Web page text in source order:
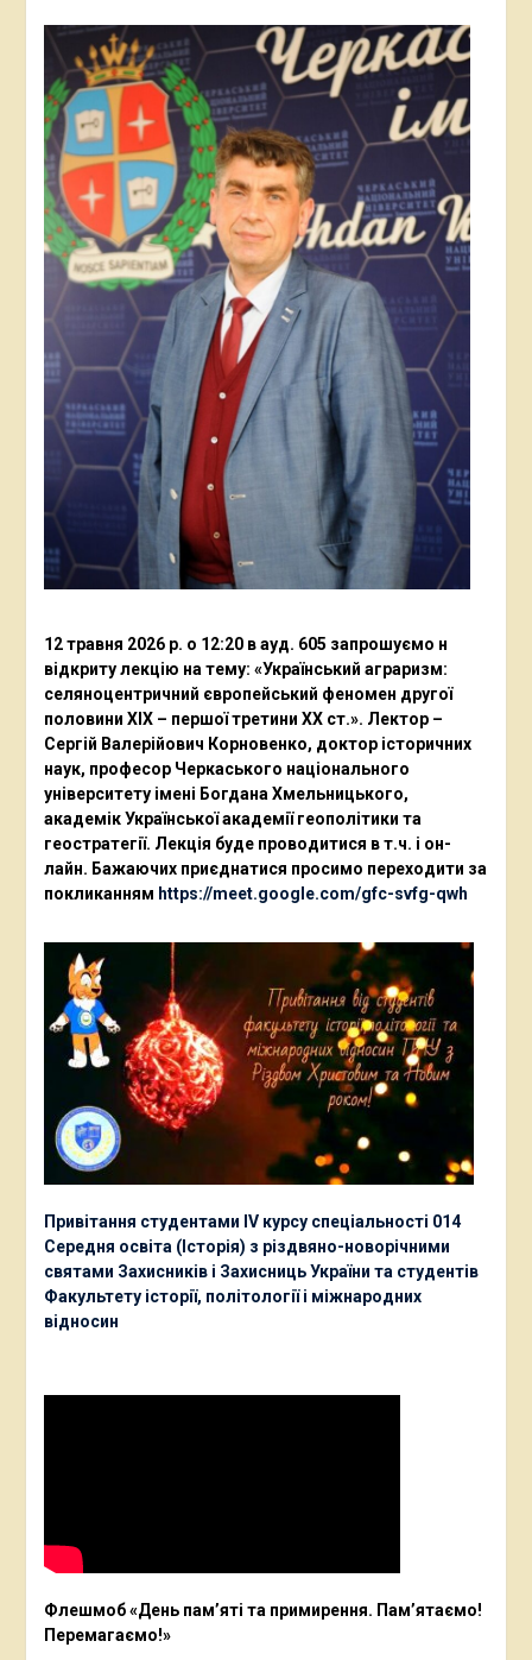
12 травня 2026 р. о 12:20 в ауд. 605 запрошуємо н
відкриту лекцію на тему: «Український аграризм:
селяноцентричний європейський феномен другої
половини ХІХ – першої третини ХХ ст.». Лектор –
Сергій Валерійович Корновенко, доктор історичних
наук, професор Черкаського національного
університету імені Богдана Хмельницького,
академік Української академії геополітики та
геостратегії. Лекція буде проводитися в т.ч. і он-
лайн. Бажаючих приєднатися просимо переходити за
покликанням https://meet.google.com/gfc-svfg-qwh
Привітання студентами ІV курсу спеціальності 014
Середня освіта (Історія) з різдвяно-новорічними
святами Захисників і Захисниць України та студентів
Факультету історії, політології і міжнародних
відносин
Флешмоб «День пам’яті та примирення. Пам’ятаємо!
Перемагаємо!»